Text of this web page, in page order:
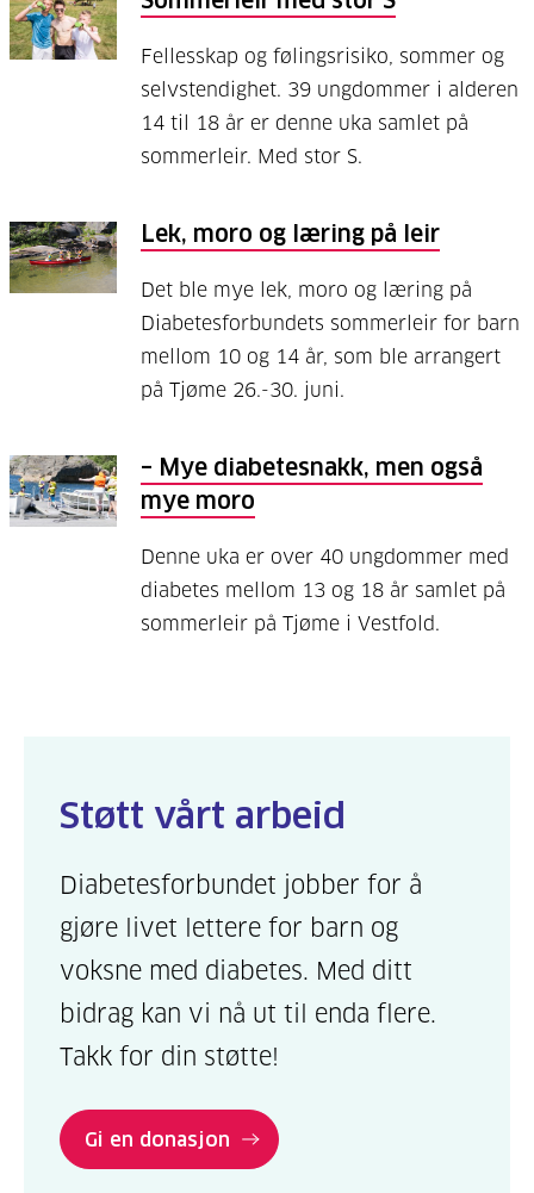
Fellesskap og følingsrisiko, sommer og
selvstendighet. 39 ungdommer i alderen
14 til 18 år er denne uka samlet på
sommerleir. Med stor S.
Lek, moro og læring på leir
Det ble mye lek, moro og læring på
Diabetesforbundets sommerleir for barn
mellom 10 og 14 år, som ble arrangert
på Tjøme 26.-30. juni.
– Mye diabetesnakk, men også
mye moro
Denne uka er over 40 ungdommer med
diabetes mellom 13 og 18 år samlet på
sommerleir på Tjøme i Vestfold.
Støtt vårt arbeid
Diabetesforbundet jobber for å
gjøre livet lettere for barn og
voksne med diabetes. Med ditt
bidrag kan vi nå ut til enda flere.
Takk for din støtte!
Gi en donasjon